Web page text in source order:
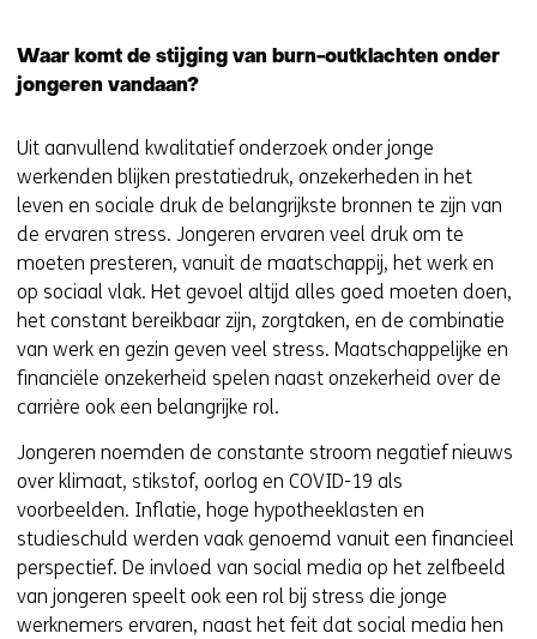
Waar komt de stijging van burn-outklachten onder
jongeren vandaan?
Uit aanvullend kwalitatief onderzoek onder jonge
werkenden blijken prestatiedruk, onzekerheden in het
leven en sociale druk de belangrijkste bronnen te zijn van
de ervaren stress. Jongeren ervaren veel druk om te
moeten presteren, vanuit de maatschappij, het werk en
op sociaal vlak. Het gevoel altijd alles goed moeten doen,
het constant bereikbaar zijn, zorgtaken, en de combinatie
van werk en gezin geven veel stress. Maatschappelijke en
financiële onzekerheid spelen naast onzekerheid over de
carrière ook een belangrijke rol.
Jongeren noemden de constante stroom negatief nieuws
over klimaat, stikstof, oorlog en COVID-19 als
voorbeelden. Inflatie, hoge hypotheeklasten en
studieschuld werden vaak genoemd vanuit een financieel
perspectief. De invloed van social media op het zelfbeeld
van jongeren speelt ook een rol bij stress die jonge
werknemers ervaren, naast het feit dat social media hen